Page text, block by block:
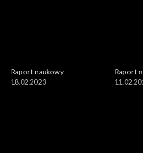
Raport naukowy
18.02.2023
Raport